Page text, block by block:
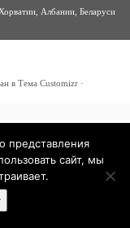
Албании, Беларуси
в Тема Customizr·
представления
сайт, мы